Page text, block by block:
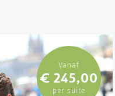
Vanaf
€ 245,00
per suite